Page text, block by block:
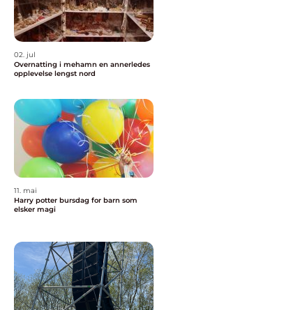
02. jul
Overnatting i mehamn en annerledes
opplevelse lengst nord
11. mai
Harry potter bursdag for barn som
elsker magi